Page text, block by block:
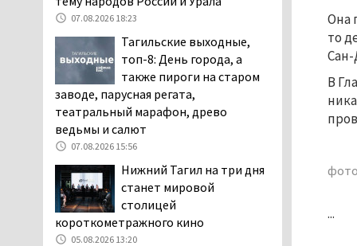
Она
то
Сан-
В
...
заявили, что их дочь в палате
06.08.2026 13:02
В Нижнем Тагиле на три
дня запретят
электросамокаты
«Я уверен, это бельевая
вошь». Родители 10-
летней девочки
пожаловались на кровососущих
паразитов, которые искусали их
ребёнка в детской больнице
07.08.2026 18:23
Тагильские выходные,
топ-8: День города, а
также пироги на старом
заводе, парусная регата,
театральный марафон, древо
ведьмы и салют
07.08.2026 15:56
Нижний Тагил на три дня
станет мировой
столицей
короткометражного кино
05.08.2026 13:20